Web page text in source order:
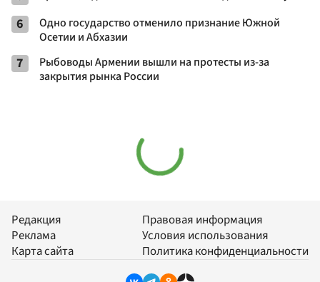
6
Одно государство отменило признание Южной
Осетии и Абхазии
7
Рыбоводы Армении вышли на протесты из-за
закрытия рынка России
Редакция
Реклама
Карта сайта
Правовая информация
Условия использования
Политика конфиденциальности